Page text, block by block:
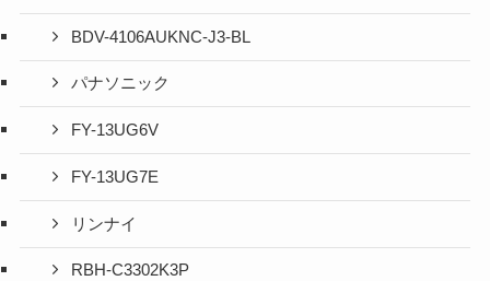
BDV-4106AUKNC-J3-BL
パナソニック
FY-13UG6V
FY-13UG7E
リンナイ
RBH-C3302K3P